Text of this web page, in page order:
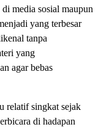
media sosial maupun
yang terbesar
tanpa
yang
agar bebas
relatif singkat sejak
di hadapan